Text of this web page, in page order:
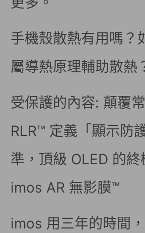
手機殼散熱有用嗎？
屬導熱原理輔助散熱
受保護的內容: 顛覆
RLR™ 定義「顯示防
準，頂級 OLED 的終
imos AR 無影膜™
imos 用三年的時間